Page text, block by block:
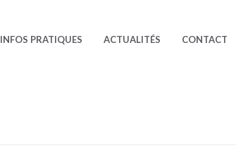
INFOS PRATIQUES ACTUALITÉS CONTACT